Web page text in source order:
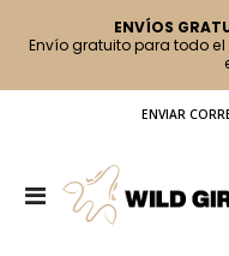
ENVÍOS
Envío gratuito para todo
ENVIAR
Toggle
Nav